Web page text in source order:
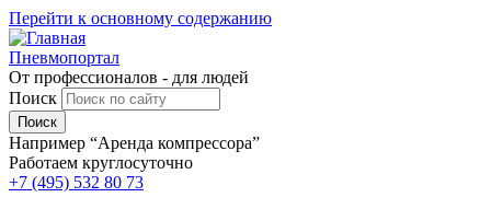
Перейти к основному содержанию
Пневмопортал
От профессионалов - для людей
Поиск
Например “Аренда компрессора”
Работаем круглосуточно
+7 (495) 532 80 73